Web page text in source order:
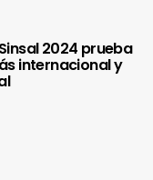
2024 prueba
internacional y